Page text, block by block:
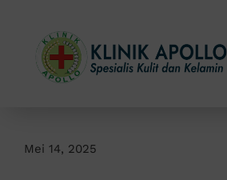
content
Mei 14, 2025